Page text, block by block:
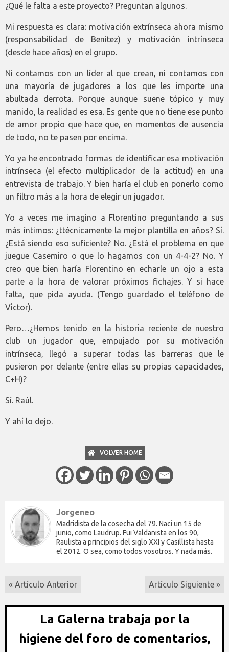
¿Qué le falta a este proyecto? Preguntan algunos.
Mi respuesta es clara: motivación extrínseca ahora mismo
(responsabilidad de Benitez) y motivación intrínseca
(desde hace años) en el grupo.
Ni contamos con un líder al que crean, ni contamos con
una mayoría de jugadores a los que les importe una
abultada derrota. Porque aunque suene tópico y muy
manido, la realidad es esa. Es gente que no tiene ese punto
de amor propio que hace que, en momentos de ausencia
de todo, no te pasen por encima.
Yo ya he encontrado formas de identificar esa motivación
intrínseca (el efecto multiplicador de la actitud) en una
entrevista de trabajo. Y bien haría el club en ponerlo como
un filtro más a la hora de elegir un jugador.
Yo a veces me imagino a Florentino preguntando a sus
más íntimos: ¿ttécnicamente la mejor plantilla en años? Sí.
¿Está siendo eso suficiente? No. ¿Está el problema en que
juegue Casemiro o que lo hagamos con un 4-4-2? No. Y
creo que bien haría Florentino en echarle un ojo a esta
parte a la hora de valorar próximos fichajes. Y si hace
falta, que pida ayuda. (Tengo guardado el teléfono de
Victor).
Pero…¿Hemos tenido en la historia reciente de nuestro
club un jugador que, empujado por su motivación
intrínseca, llegó a superar todas las barreras que le
pusieron por delante (entre ellas su propias capacidades,
C+H)?
Sí. Raúl.
Y ahí lo dejo.
VOLVER HOME
Jorgeneo
Madridista de la cosecha del 79. Nací un 15 de
junio, como Laudrup. Fui Valdanista en los 90,
Raulista a principios del siglo XXI y Casillista hasta
el 2012. O sea, como todos vosotros. Y nada más.
« Artículo Anterior Artículo Siguiente »
La Galerna trabaja por la
higiene del foro de comentarios,